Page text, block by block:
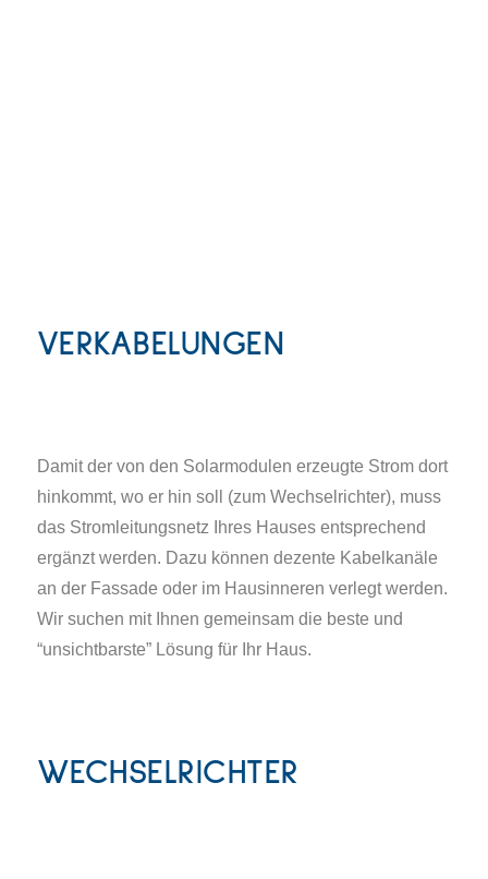
VERKABELUNGEN
Damit der von den Solarmodulen erzeugte Strom dort
hinkommt, wo er hin soll (zum Wechselrichter), muss
das Stromleitungsnetz Ihres Hauses entsprechend
ergänzt werden. Dazu können dezente Kabelkanäle
an der Fassade oder im Hausinneren verlegt werden.
Wir suchen mit Ihnen gemeinsam die beste und
“unsichtbarste” Lösung für Ihr Haus.
WECHSELRICHTER